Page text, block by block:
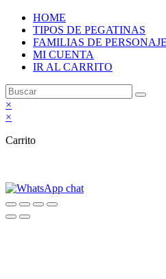
HOME
TIPOS DE PEGATINAS
FAMILIAS DE
MI CUENTA
IR AL CARRITO
×
×
Carrito